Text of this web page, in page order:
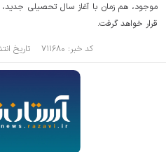
موجود، هم زمان با آغاز سال تحصیلی جدید،
قرار خواهد گرفت.
کد خبر: ۷۱۱۶۸۰ تاریخ انتشار : ۱۴۰۵/۰۵/۰۶